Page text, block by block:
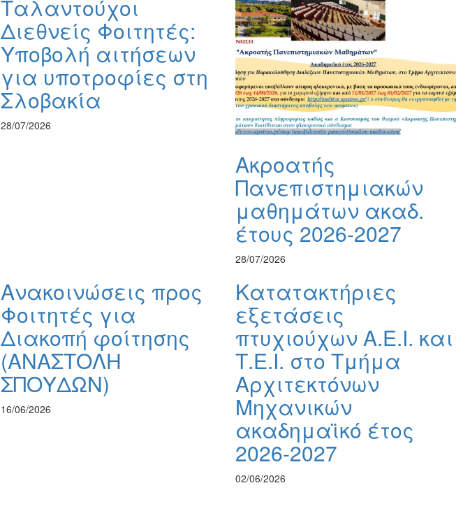
Ταλαντούχοι
Διεθνείς Φοιτητές:
Υποβολή αιτήσεων
για υποτροφίες στη
Σλοβακία
28/07/2026
Ακροατής
Πανεπιστημιακών
μαθημάτων ακαδ.
έτους 2026-2027
28/07/2026
Ανακοινώσεις προς
Φοιτητές για
Διακοπή φοίτησης
(ΑΝΑΣΤΟΛΗ
ΣΠΟΥΔΩΝ)
16/06/2026
Κατατακτήριες
εξετάσεις
πτυχιούχων Α.Ε.Ι. και
Τ.Ε.Ι. στο Τμήμα
Αρχιτεκτόνων
Μηχανικών
ακαδημαϊκό έτος
2026-2027
02/06/2026